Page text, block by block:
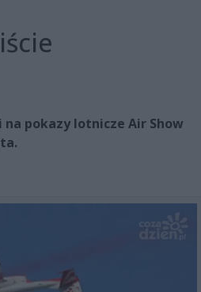
pokazy lotnicze Air Show